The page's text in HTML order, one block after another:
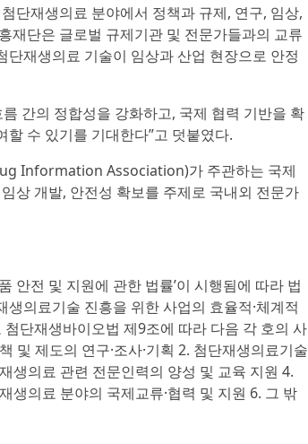
단재생의료 분야에서 정책과 규제, 연구, 임상,
재단은 글로벌 규제기관 및 전문가들과의 교류
단재생의료 기술이 임상과 산업 현장으로 안정
간의 정합성을 강화하고, 국제 협력 기반을 확
수 있기를 기대한다”고 덧붙였다.
Information Association)가 주관하는 국제
상 개발, 안전성 확보를 주제로 국내외 전문가
안전 및 지원에 관한 법률’이 시행됨에 따라 법
의료기술 진흥을 위한 사업의 효율적·체계적
단재생바이오법 제9조에 따라 다음 각 호의 사
및 제도의 연구·조사·기획 2. 첨단재생의료기술
생의료 관련 전문인력의 양성 및 교육 지원 4.
생의료 분야의 국제교류·협력 및 지원 6. 그 밖